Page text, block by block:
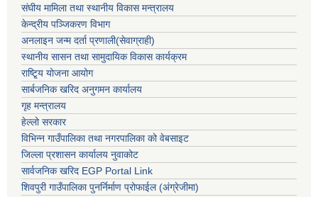
संघीय मामिला तथा स्थानीय विकास मन्त्रालय
केन्द्रीय पञ्जिकरण विभाग
अनलाइन जन्म दर्ता प्रणाली(सेवाग्राही)
स्थानीय सासन तथा सामुदायिक विकास कार्यक्रम
राष्टि्ृय योजना आयोग
सार्बजनिक खरिद अनुगमन कार्यालय
गृह मन्त्रालय
हेल्लो सरकार
विभिन्न गाउँपालिका तथा नगरपालिका को वेबसाइट
जिल्ला प्रशासन कार्यालय नुवाकोट
सार्वजनिक खरिद EGP Portal Link
शिवपुरी गाउँपालिका पुनर्निर्माण प्रोफाईल (अंग्रेजीमा)